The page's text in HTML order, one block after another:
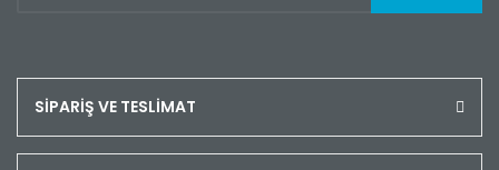
SİPARİŞ VE TESLİMAT